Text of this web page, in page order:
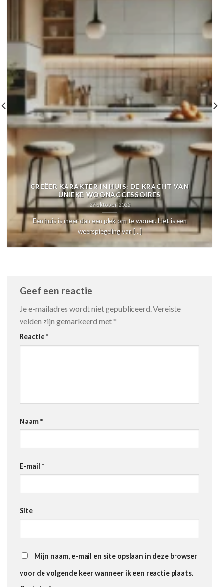
CREËER KARAKTER IN HUIS: DE KRACHT VAN
UNIEKE WOONACCESSOIRES
27 oktober 2025
Een huis is meer dan een plek om te wonen. Het is een
weerspiegeling van [...]
Geef een reactie
Je e-mailadres wordt niet gepubliceerd.Vereiste
velden zijn gemarkeerd met *
Reactie*
Naam*
E-mail *
Site
Mijn naam, e-mail en site opslaan in deze browser
voor de volgende keer wanneer ik een reactie plaats.